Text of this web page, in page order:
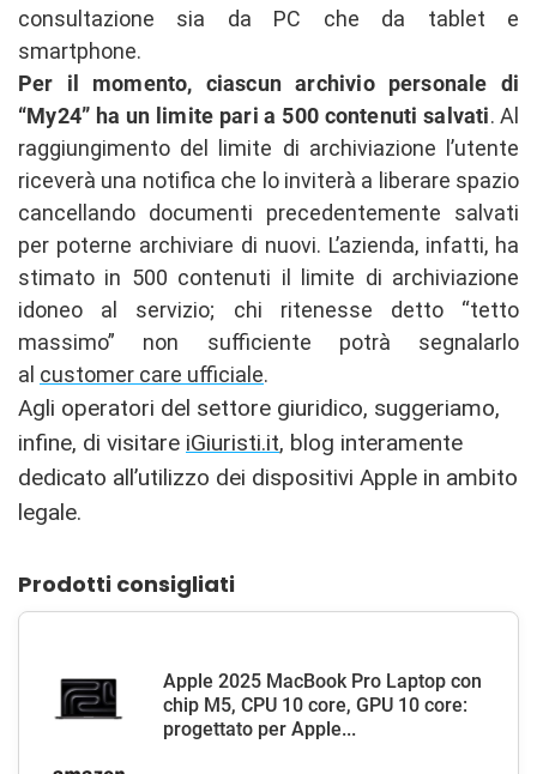
consultazione sia da PC che da tablet e
smartphone.
Per il momento, ciascun archivio personale di
“My24” ha un limite pari a 500 contenuti salvati. Al
raggiungimento del limite di archiviazione l’utente
riceverà una notifica che lo inviterà a liberare spazio
cancellando documenti precedentemente salvati
per poterne archiviare di nuovi. L’azienda, infatti, ha
stimato in 500 contenuti il limite di archiviazione
idoneo al servizio; chi ritenesse detto “tetto
massimo” non sufficiente potrà segnalarlo
al customer care ufficiale.
Agli operatori del settore giuridico, suggeriamo,
infine, di visitare iGiuristi.it, blog interamente
dedicato all’utilizzo dei dispositivi Apple in ambito
legale.
Prodotti consigliati
Apple 2025 MacBook Pro Laptop con
chip M5, CPU 10 core, GPU 10 core:
progettato per Apple...